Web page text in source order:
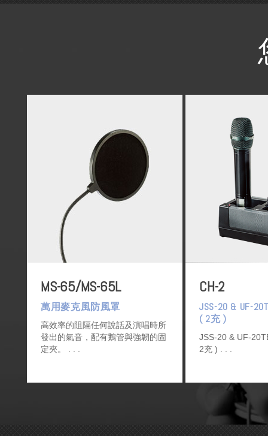
MS-65/MS-65L
萬用麥克風防風罩
高效率的阻隔任何說話及演唱時所
發出的氣音，配有鵝管與強韌的固
定夾。
CH-2
JSS-20 & UF-
( 2充 )
JSS-20 & UF-
2充 )